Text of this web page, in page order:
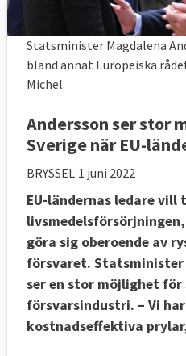
Statsminister Magdalena
bland annat Europeiska
Michel.
Andersson ser stor
Sverige när EU-
BRYSSEL 1 juni 2022
EU-ländernas ledare vill
göra sig oberoende av
försvaret. Statsminister
ser en stor möjlighet för
försvarsindustri. – Vi
kostnadseffektiva